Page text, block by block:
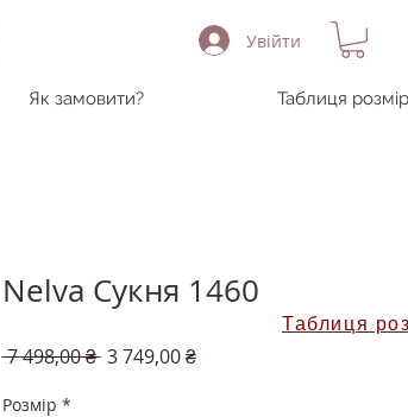
Увійти
Як замовити? Таблиця
Nelva Сукня 1460
7 498,00 ₴ Звичайна
3 749,00 ₴За
Розмір *
Таблиця